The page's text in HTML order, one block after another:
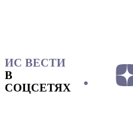
ИС ВЕСТИ
В
СОЦСЕТЯХ